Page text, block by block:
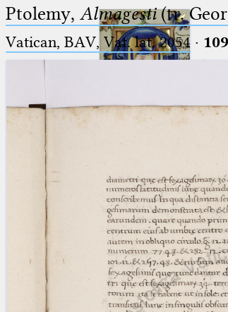
Ptolemaeus
Arabus et Latinus
(the underscore) is the placeholder
for exactly one character.
(the percent sign) is the
placeholder for no, one or more
than one character.
(two percent signs) is the
placeholder for no, one or more
than one character, but not for
🔎︎
Start
Project
Team
News
Ptolemy, Almagesti(tr.
Vatican, BAV, Vat. lat. 2054 ·